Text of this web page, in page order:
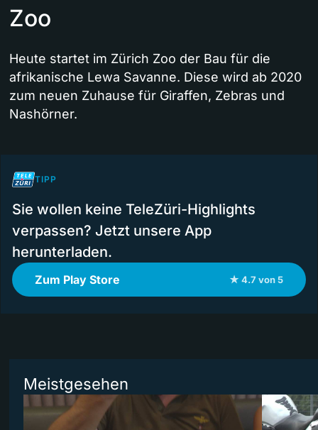
Zoo
Heute startet im Zürich Zoo der Bau für die
afrikanische Lewa Savanne. Diese wird ab 2020
zum neuen Zuhause für Giraffen, Zebras und
Nashörner.
TIPP
Sie wollen keine TeleZüri-Highlights
verpassen? Jetzt unsere App
herunterladen.
Zum Play Store ★ 4.7 von 5
Meistgesehen